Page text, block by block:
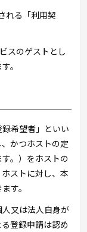
れる「利用契
スのゲストとし
。
希望者」といい
かつホストの定
。）をホストの
ストに対し、本
す。
又は法人自身が
登録申請は認め